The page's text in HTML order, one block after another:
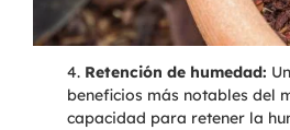
4. Retención de humedad:
beneficios más notables del
capacidad para retener la